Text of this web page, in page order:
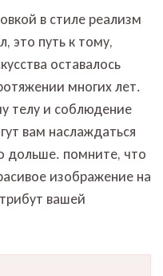
в стиле реализм
это путь к тому,
оставалось
многих лет.
телу и соблюдение
вам наслаждаться
дольше. помните, что
изображение на
вашей